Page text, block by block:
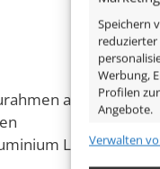
Speichern
reduzierter
Werbung,
Profilen
Angebote.
Verwalten
anthrazit matt
LED-Modul